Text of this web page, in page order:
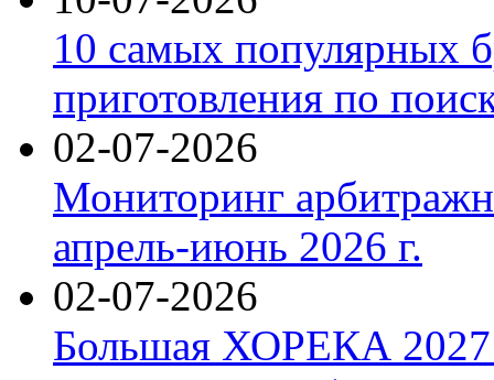
10 самых популярных
приготовления по
02-07-2026
Мониторинг
апрель-июнь 2026 г.
02-07-2026
Большая ХОРЕКА 2027: